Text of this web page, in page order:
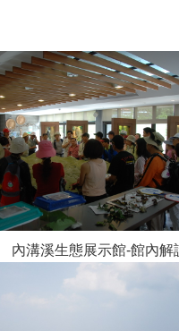
生態展示館-館內解